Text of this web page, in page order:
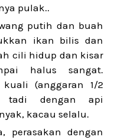
pulak..
putih dan buah
ikan bilis dan
cili hidup dan kisar
halus sangat.
(anggaran 1/2
tadi dengan api
kacau selalu.
perasakan dengan